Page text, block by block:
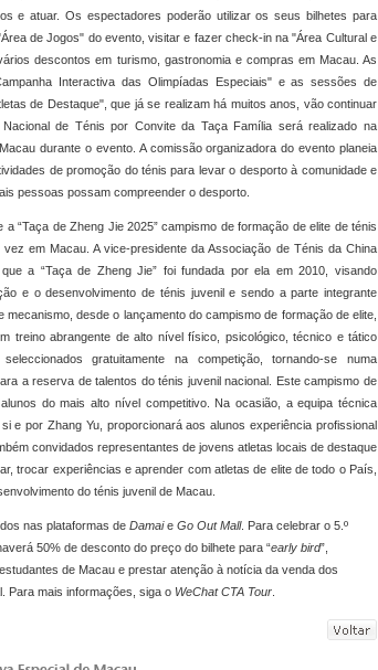
e atuar. Os espectadores poderão utilizar os seus bilhetes para
de Jogos" do evento, visitar e fazer check-in na "Área Cultural e
descontos em turismo, gastronomia e compras em Macau. As
Interactiva das Olimpíadas Especiais" e as sessões de
de Destaque", que já se realizam há muitos anos, vão continuar
de Ténis por Convite da Taça Família será realizado na
durante o evento. A comissão organizadora do evento planeia
de promoção do ténis para levar o desporto à comunidade e
pessoas possam compreender o desporto.
a “Taça de Zheng Jie 2025” campismo de formação de elite de ténis
em Macau. A vice-presidente da Associação de Ténis da China
a “Taça de Zheng Jie” foi fundada por ela em 2010, visando
e o desenvolvimento de ténis juvenil e sendo a parte integrante
mecanismo, desde o lançamento do campismo de formação de elite,
treino abrangente de alto nível físico, psicológico, técnico e tático
gratuitamente na competição, tornando-se numa
a reserva de talentos do ténis juvenil nacional. Este campismo de
do mais alto nível competitivo. Na ocasião, a equipa técnica
e por Zhang Yu, proporcionará aos alunos experiência profissional
convidados representantes de jovens atletas locais de destaque
trocar experiências e aprender com atletas de elite de todo o País,
do ténis juvenil de Macau.
nas plataformas de Damaie Go Out Mall. Para celebrar o 5.º
50% de desconto do preço do bilhete para “early bird”,
de Macau e prestar atenção à notícia da venda dos
Para mais informações, siga o WeChat CTA Tour